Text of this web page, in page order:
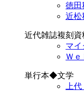
徳田
近松
近代雑誌複刻資
マ
Ｗ
単行本◆文学
上